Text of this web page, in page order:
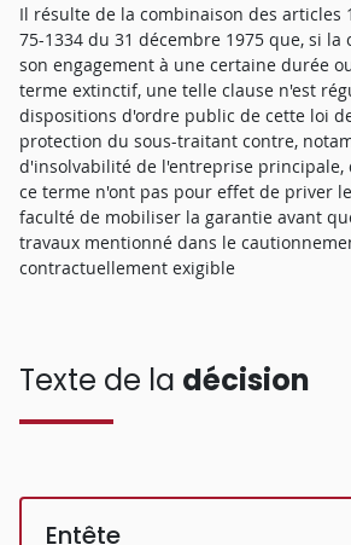
Il résulte de la combinaison des articles
75-1334 du 31 décembre 1975 que, si
son engagement à une certaine durée
terme extinctif, une telle clause n'est
dispositions d'ordre public de cette loi
protection du sous-traitant contre,
d'insolvabilité de l'entreprise principale,
ce terme n'ont pas pour effet de priver
faculté de mobiliser la garantie avant
travaux mentionné dans le
contractuellement exigible
Texte de la décision
Entête